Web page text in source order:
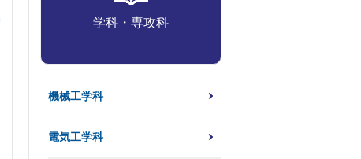
学科・専攻科
機械工学科
電気工学科